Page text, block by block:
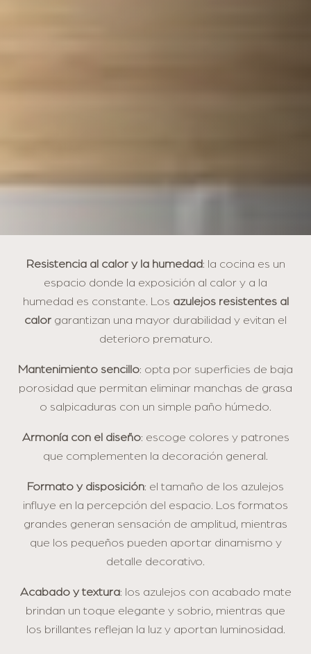
Resistencia al calor y la humedad: la cocina es un
espacio donde la exposición al calor y a la
humedad es constante. Los azulejos resistentes al
calor garantizan una mayor durabilidad y evitan el
deterioro prematuro.
Mantenimiento sencillo: opta por superficies de baja
porosidad que permitan eliminar manchas de grasa
o salpicaduras con un simple paño húmedo.
Armonía con el diseño: escoge colores y patrones
que complementen la decoración general.
Formato y disposición: el tamaño de los azulejos
influye en la percepción del espacio. Los formatos
grandes generan sensación de amplitud, mientras
que los pequeños pueden aportar dinamismo y
detalle decorativo.
Acabado y textura: los azulejos con acabado mate
brindan un toque elegante y sobrio, mientras que
los brillantes reflejan la luz y aportan luminosidad.